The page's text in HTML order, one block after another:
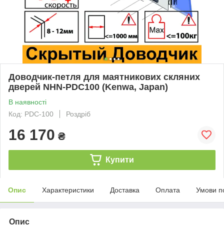
Доводчик-петля для маятникових скляних
дверей NHN-PDC100 (Kenwa, Japan)
В наявності
Код: PDC-100
Роздріб
16 170 ₴
Купити
Опис Характеристики Доставка Оплата Умови
Опис